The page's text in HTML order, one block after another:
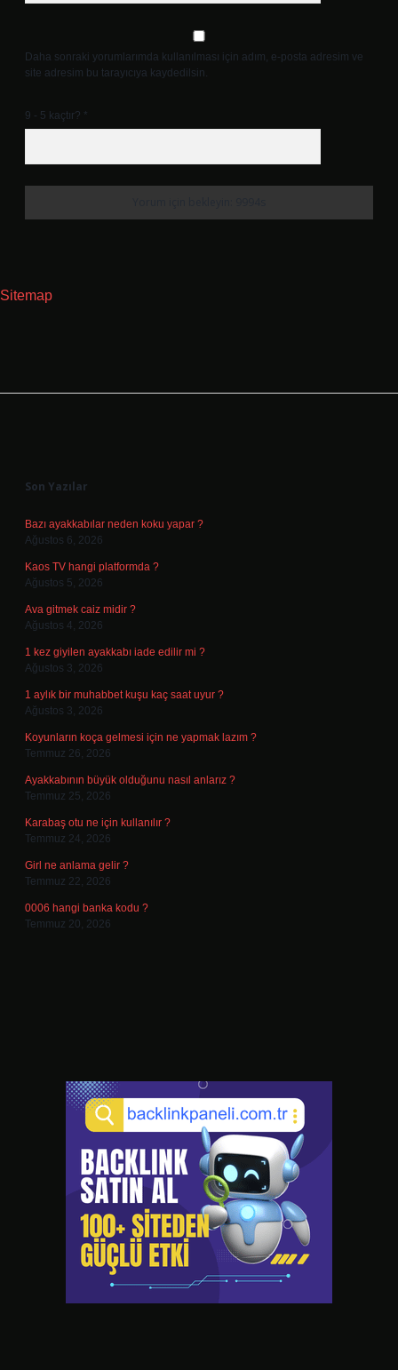
Daha sonraki yorumlarımda kullanılması için adım, e-posta adresim ve
site adresim bu tarayıcıya kaydedilsin.
9 - 5 kaçtır? *
Sitemap
Son Yazılar
Bazı ayakkabılar neden koku yapar ?
Ağustos 6, 2026
Kaos TV hangi platformda ?
Ağustos 5, 2026
Ava gitmek caiz midir ?
Ağustos 4, 2026
1 kez giyilen ayakkabı iade edilir mi ?
Ağustos 3, 2026
1 aylık bir muhabbet kuşu kaç saat uyur ?
Ağustos 3, 2026
Koyunların koça gelmesi için ne yapmak lazım ?
Temmuz 26, 2026
Ayakkabının büyük olduğunu nasıl anlarız ?
Temmuz 25, 2026
Karabaş otu ne için kullanılır ?
Temmuz 24, 2026
Girl ne anlama gelir ?
Temmuz 22, 2026
0006 hangi banka kodu ?
Temmuz 20, 2026